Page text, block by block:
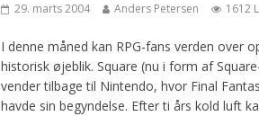
29. marts 2004 Anders Petersen 1612
I denne måned kan RPG-fans verden over
historisk øjeblik. Square (nu i form af
vender tilbage til Nintendo, hvor Final
havde sin begyndelse. Efter ti års kold luft